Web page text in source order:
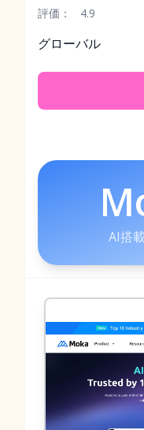
評価：
4.9
グローバル
AI搭